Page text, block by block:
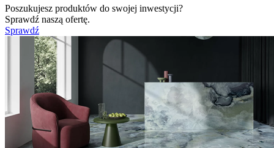
Poszukujesz produktów do swojej inwestycji?
Sprawdź naszą ofertę.
Sprawdź